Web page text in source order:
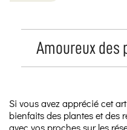
Amoureux des
Si vous avez apprécié cet
bienfaits des plantes et des
avec vos proches sur les